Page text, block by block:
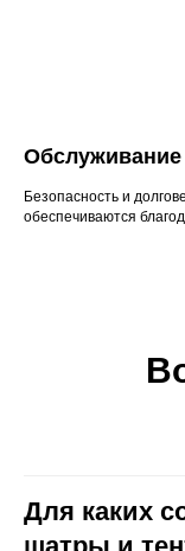
Обслуживание
Безопасность и
обеспечиваются
Для каких